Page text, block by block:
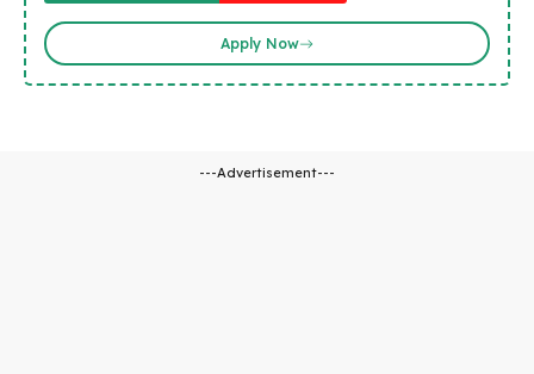
Apply Now
---Advertisement---